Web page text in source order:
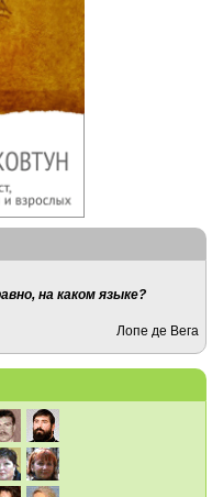
на каком языке?
Лопе де Вега